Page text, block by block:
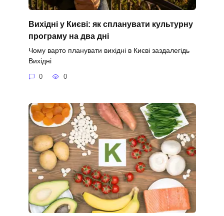
Вихідні у Києві: як спланувати культурну
програму на два дні
Чому варто планувати вихідні в Києві заздалегідь
Вихідні
0 0